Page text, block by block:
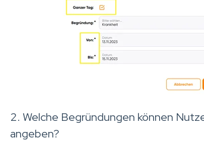
2. Welche Begründungen können
angeben?